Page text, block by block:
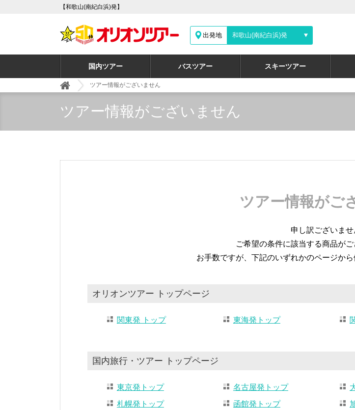
【和歌山(南紀白浜)発】
出発地 和歌山(南紀白浜)発
国内ツアー バスツアー スキーツアー
ツアー情報がございません
ツアー情報がございません
ツアー情報がご
申し訳ございませ
ご希望の条件に該当する商品がご
お手数ですが、下記のいずれかのページか
オリオンツアー トップページ
関東発 トップ 東海発トップ
国内旅行・ツアー トップページ
東京発トップ 名古屋発トップ
札幌発トップ
函館発トップ